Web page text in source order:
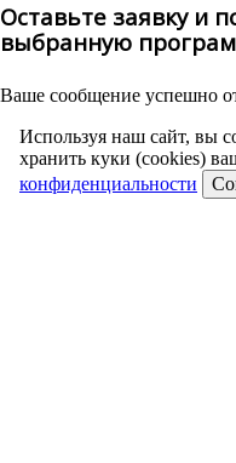
Оставьте заявку и
выбранную
Ваше сообщение успешно
Используя наш сайт, вы
хранить куки (cookies)
конфиденциальности